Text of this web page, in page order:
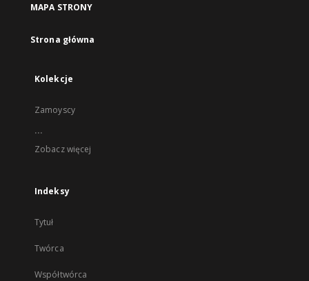
MAPA STRONY
Strona główna
Kolekcje
Zamoyscy
...
Zobacz więcej
Indeksy
Tytuł
Twórca
Współtwórca